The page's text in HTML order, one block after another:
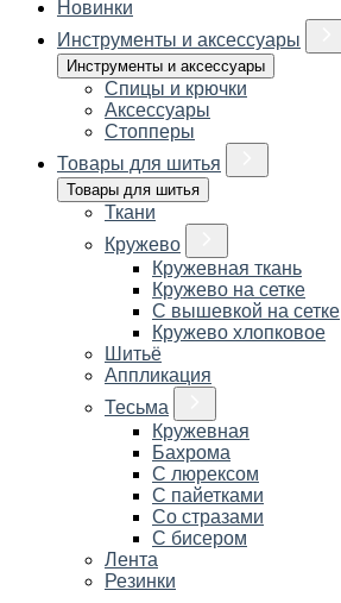
Новинки
Инструменты и аксессуары
Инструменты и аксессуары
Спицы и крючки
Аксессуары
Стопперы
Товары для шитья
Товары для шитья
Ткани
Кружево
Кружевная ткань
Кружево на сетке
С вышевкой на сетке
Кружево хлопковое
Шитьё
Аппликация
Тесьма
Кружевная
Бахрома
С люрексом
С пайетками
Со стразами
С бисером
Лента
Резинки